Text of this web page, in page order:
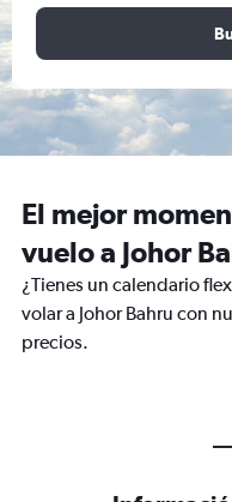
El mejor
vuelo a Johor
¿Tienes un calendario
volar a Johor Bahru con
precios.